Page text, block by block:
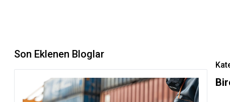
Son Eklenen Bloglar